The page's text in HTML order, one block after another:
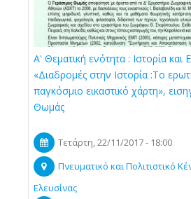
Α' Θεματική ενότητα : Ιστορία και
«Διαδρομές στην Ιστορία :Το
παγκόσμιο εικαστικό χάρτη»,
Θωμάς
Τετάρτη, 22/11/2017 - 18:00
Πνευματικό και Πολιτιστικό
Ελευσίνας